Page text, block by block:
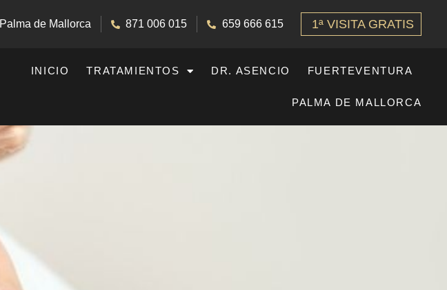
Palma de Mallorca 871 006 015 659 666 615 1ª VISITA GRATIS
INICIO TRATAMIENTOS DR. ASENCIO FUERTEVENTURA
PALMA DE MALLORCA